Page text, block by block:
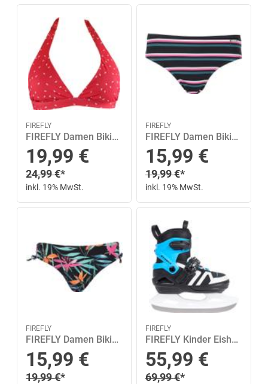
FIREFLY
FIREFLY Damen Bikinioberteil -Oberteil Mia MM 42 in Rot
Sonderpreis
19,99 €
Regulärer Preis
24,99€*
inkl. 19% MwSt.
FIREFLY
FIREFLY Damen Bikinihose Melly II MM 40 in Bunt
Sonderpreis
15,99 €
Regulärer Preis
19,99€*
inkl. 19% MwSt.
FIREFLY
FIREFLY Damen Bikinihose Elly II MM 42 in Bunt
Sonderpreis
15,99 €
Regulärer Preis
19,99€*
FIREFLY
FIREFLY Kinder Eishockeyschuhe Flash J 30-33 in Blau
Sonderpreis
55,99 €
Regulärer Preis
69,99€*